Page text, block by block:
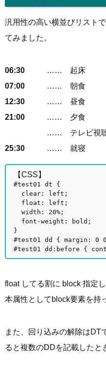
汎用性の高い横並びリスト
てみました。
06:30
起床
07:00
朝食
12:30
昼食
21:00
夕食
テレビ視
25:30
就寝
【CSS】
#test01 dt {
clear: left;
float: left;
width: 20%;
font-weight: bold;
}
#test01 dd { margin: 0
#test01 dd:before {
float してる割に block 指定
本属性としてblock要素を持
また、回り込みの解除はDT
ると複数のDDを記載したと